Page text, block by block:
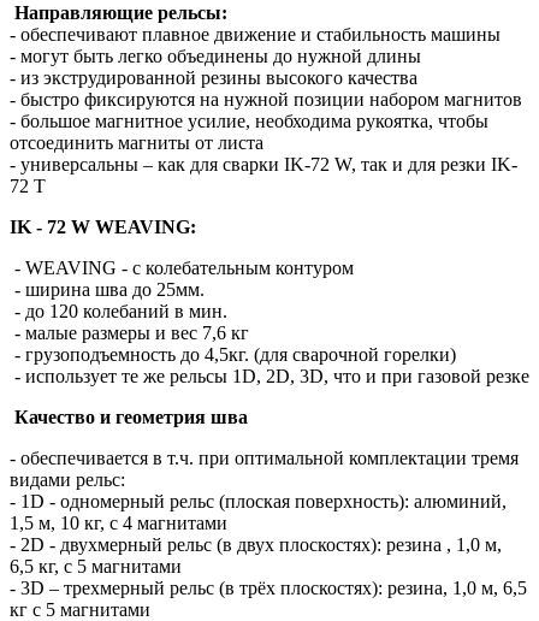
Направляющие рельсы:
- обеспечивают плавное движение и стабильность машины
- могут быть легко объединены до нужной длины
- из экструдированной резины высокого качества
- быстро фиксируются на нужной позиции набором магнитов
- большое магнитное усилие, необходима рукоятка, чтобы
отсоединить магниты от листа
- универсальны – как для сварки IK-72 W, так и для резки IK-
72 T
IK - 72 W WEAVING:
- WEAVING - с колебательным контуром
- ширина шва до 25мм.
- до 120 колебаний в мин.
- малые размеры и вес 7,6 кг
- грузоподъемность до 4,5кг. (для сварочной горелки)
- использует те же рельсы 1D, 2D, 3D, что и при газовой резке
Качество и геометрия шва
- обеспечивается в т.ч. при оптимальной комплектации тремя
видами рельс:
- 1D - одномерный рельс (плоская поверхность): алюминий,
1,5 м, 10 кг, с 4 магнитами
- 2D - двухмерный рельс (в двух плоскостях): резина , 1,0 м,
6,5 кг, с 5 магнитами
- 3D – трехмерный рельс (в трёх плоскостях): резина, 1,0 м, 6,5
кг с 5 магнитами